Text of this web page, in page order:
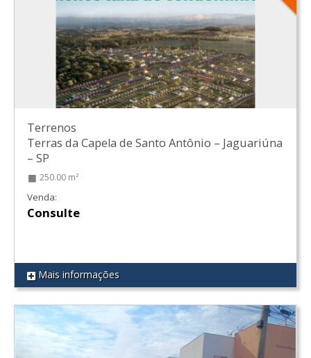
REF 104
Terrenos
Terras da Capela de Santo Antônio – Jaguariúna
– SP
250.00 m²
Venda:
Consulte
Mais informações